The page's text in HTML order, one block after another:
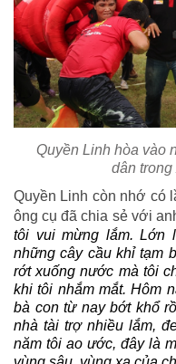
Quyền Linh hòa vào
dân
Quyền Linh còn nhớ có
ông cụ đã chia sẻ với
tôi vui mừng lắm. Lớn
những cây cầu khỉ tạm
rớt xuống nước mà tôi
khi tôi nhắm mắt. Hôm
bà con từ nay bớt khổ
nhà tài trợ nhiều lắm,
năm tôi ao ước, đây là